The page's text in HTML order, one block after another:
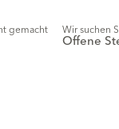
gemacht Wir suchen
Offene